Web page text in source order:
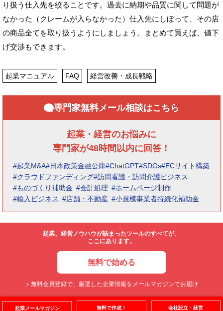
り扱う仕入先を絞ることです。過去に納期や品質に関して問題が
なかった（クレームが入らなかった）仕入先にしぼって、その店
の商品全てを取り扱うようにしましょう。まとめて買えば、値下
げ交渉もできます。
起業マニュアル FAQ 経営改善・成長戦略
専門家無料メール相談はこちら
起業・経営のお悩みに
専門家が48時間以内に回答！
#起業M&A#日本政策金融公庫#ChatGPT#SDGs#ECサイト構築
#クラウドファンディング#訪問看護・訪問介護ビジネス
#ものづくり補助金 #会計処理 #ホームページ制作
#輸入ビジネス #店舗・不動産 #小規模事業者持続化補助金
起業、経営ノウハウが詰まったツールのすべてが、
ここにあります。
無料で始める
＞無料会員登録で、厳選した企業情報をメールマガジンでお届け
起業メールマガジン 無料で作成！ 会社設立・経営